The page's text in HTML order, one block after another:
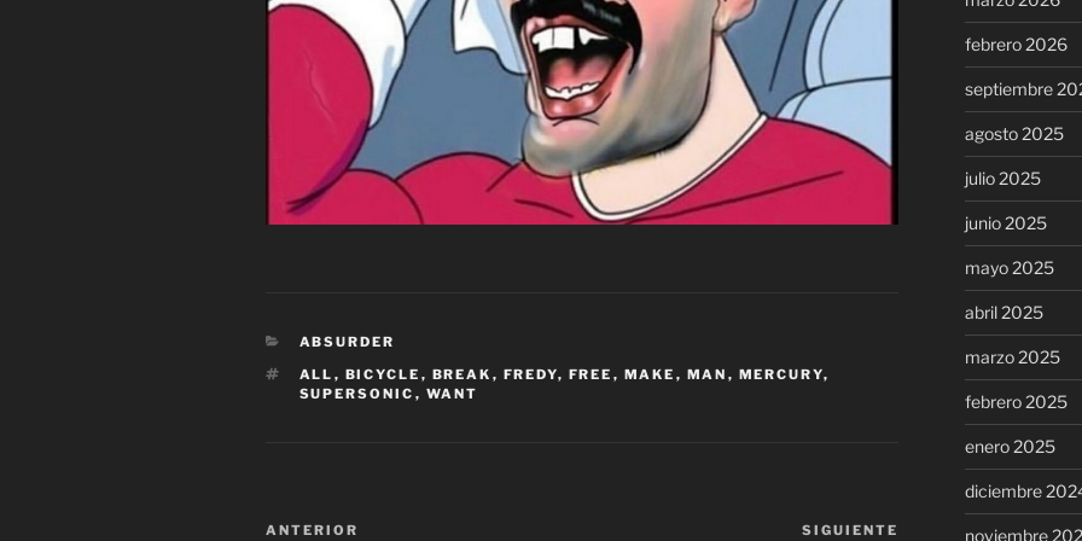
CATEGORÍAS
ABSURDER
ETIQUETAS
ALL , BICYCLE , BREAK , FREDY, FREE , MAKE , MAN , MERCURY,
SUPERSONIC , WANT
Navegación
Entrada
ANTERIOR
Siguiente
SIGUIENTE
febrero 2026
septiembre
agosto 2025
julio 2025
junio 2025
mayo 2025
abril 2025
marzo 2025
febrero 2025
enero 2025
diciembre
noviembre